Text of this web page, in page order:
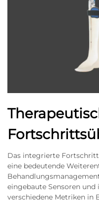
Das integrierte
eine bedeutende
eingebaute Sensoren
verschiedene Metriken in